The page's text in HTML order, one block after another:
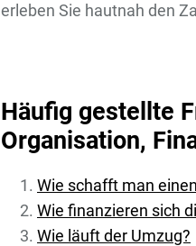
erleben Sie hautnah den
Häufig gestellte
Organisation,
Wie schafft man
Wie finanzieren sich
Wie läuft der Umzug?